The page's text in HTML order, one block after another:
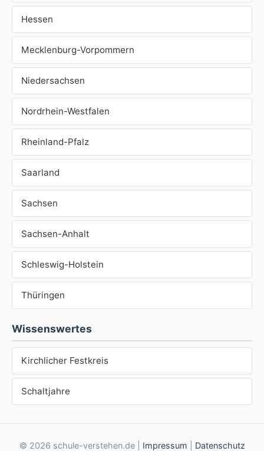
Hessen
Mecklenburg-Vorpommern
Niedersachsen
Nordrhein-Westfalen
Rheinland-Pfalz
Saarland
Sachsen
Sachsen-Anhalt
Schleswig-Holstein
Thüringen
Wissenswertes
Kirchlicher Festkreis
Schaltjahre
© 2026 schule-verstehen.de | Impressum Datenschutz